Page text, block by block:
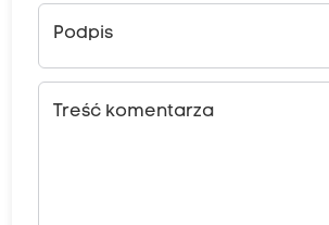
Podpis
Treść komentarza